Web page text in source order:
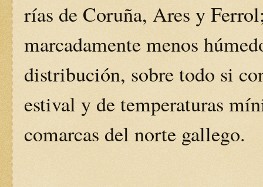
rías de Coruña, Ares y
marcadamente menos
distribución, sobre todo si
estival y de temperaturas
comarcas del norte gallego.